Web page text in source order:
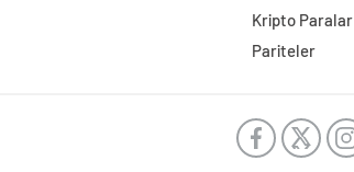
Kripto Paralar
Pariteler